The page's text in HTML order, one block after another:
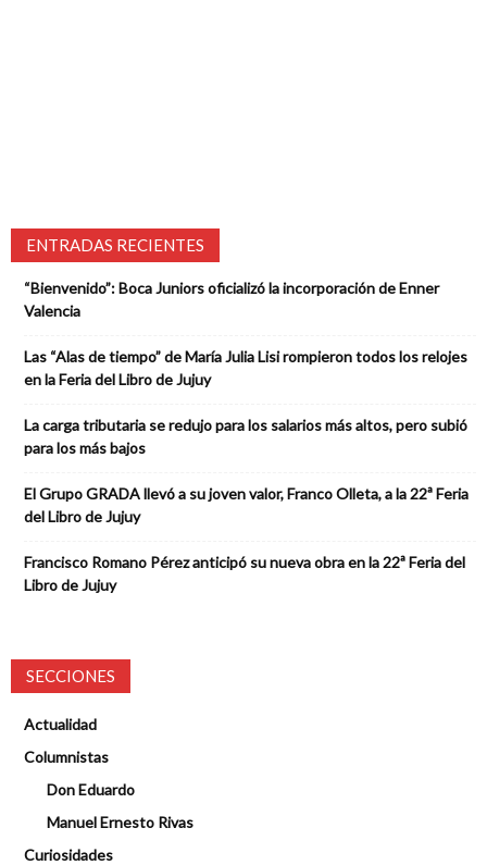
ENTRADAS RECIENTES
“Bienvenido”: Boca Juniors oficializó la incorporación de Enner
Valencia
Las “Alas de tiempo” de María Julia Lisi rompieron todos los relojes
en la Feria del Libro de Jujuy
La carga tributaria se redujo para los salarios más altos, pero subió
para los más bajos
El Grupo GRADA llevó a su joven valor, Franco Olleta, a la 22ª Feria
del Libro de Jujuy
Francisco Romano Pérez anticipó su nueva obra en la 22ª Feria del
Libro de Jujuy
SECCIONES
Actualidad
Columnistas
Don Eduardo
Manuel Ernesto Rivas
Curiosidades